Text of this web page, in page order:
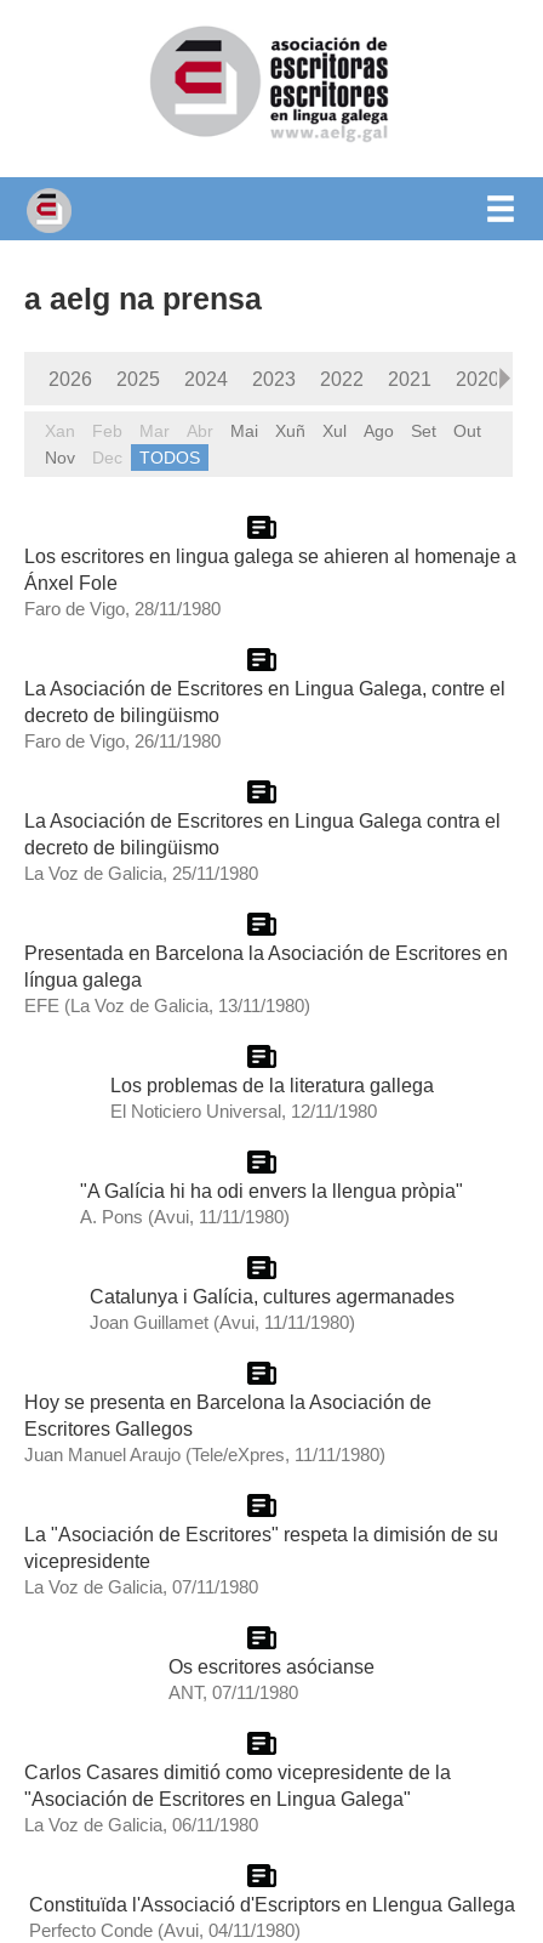
a aelg na prensa
2026 2025 2024 2023 2022 2021 2020
1985 1984 1983 1982 1981 1980
Xan Feb Mar Abr Mai Xuñ Xul Ago Set
Out
Nov
Dec TODOS
Los escritores en lingua galega se ahieren al homenaje a
Ánxel Fole
Faro de Vigo, 28/11/1980
La Asociación de Escritores en Lingua Galega, contre el
decreto de bilingüismo
Faro de Vigo, 26/11/1980
La Asociación de Escritores en Lingua Galega contra el
decreto de bilingüismo
La Voz de Galicia, 25/11/1980
Presentada en Barcelona la Asociación de Escritores en
língua galega
EFE (La Voz de Galicia, 13/11/1980)
Los problemas de la literatura gallega
El Noticiero Universal, 12/11/1980
"A Galícia hi ha odi envers la llengua pròpia"
A. Pons (Avui, 11/11/1980)
Catalunya i Galícia, cultures agermanades
Joan Guillamet (Avui, 11/11/1980)
Hoy se presenta en Barcelona la Asociación de
Escritores Gallegos
Juan Manuel Araujo (Tele/eXpres, 11/11/1980)
La "Asociación de Escritores" respeta la dimisión de su
vicepresidente
La Voz de Galicia, 07/11/1980
Os escritores asócianse
ANT, 07/11/1980
Carlos Casares dimitió como vicepresidente de la
"Asociación de Escritores en Lingua Galega"
La Voz de Galicia, 06/11/1980
Constituïda l'Associació d'Escriptors en Llengua Gallega
Perfecto Conde (Avui, 04/11/1980)